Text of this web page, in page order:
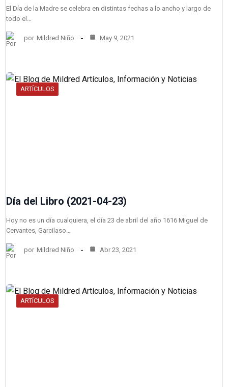
El Día de la Madre se celebra en distintas fechas a lo ancho y largo de
todo el…
por Mildred Niño May 9, 2021
ARTÍCULOS
Día del Libro (2021-04-23)
Hoy no es un día cualquiera, el día 23 de abril del año 1616 Miguel de
Cervantes, Garcilaso…
por Mildred Niño Abr 23, 2021
ARTÍCULOS